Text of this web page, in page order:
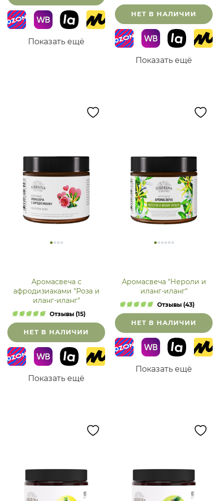
Показать ещё
НЕТ В НАЛИЧИИ
Показать ещё
Аромасвеча с
афродизиаками "Роза и
иланг-иланг"
Отзывы (15)
НЕТ В НАЛИЧИИ
Показать ещё
Аромасвеча "Нероли и
иланг-иланг"
Отзывы (43)
НЕТ В НАЛИЧИИ
Показать ещё